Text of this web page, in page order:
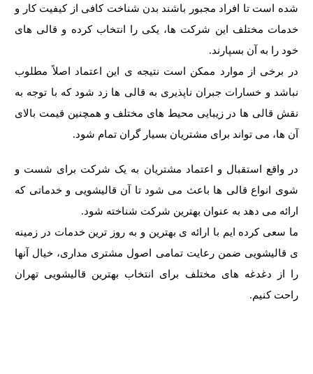
شده است تا افراد مجبور باشند بدن شناخت کافی از کیفیت کار و
خدمات مختلف این شرکت ها، یکی را انتخاب کرده و قالی های
خود را به آن بسپارند.
در برخی از موارد ممکن است نتیجه ی این اعتماد اصلاً مطلوب
نباشد و خسارات جبران ناپذیری به قالی ها زد شود که با توجه به
نقش قالی ها در زیبایی محیط های مختلف و همچنین قیمت بالای
آن ها، می تواند برای مشتریان بسیار گران تمام شود.
در واقع استقبال و اعتماد مشتریان به یک شرکت برای شست و
شوی انواع قالی ها باعث می شود تا آن قالیشویی و خدماتی که
ارائه می دهد به عنوان بهترین شرکت شناخته شود.
ما سعی کرده ایم با ارائه ی بهترین و به روز ترین خدمات در زمینه
ی قالیشویی ضمن رعایت تمامی اصول مشتری مداری، خیال آنها
را از دغدغه های مختلف برای انتخاب بهترین قالیشویی تهران
راحت کنیم.